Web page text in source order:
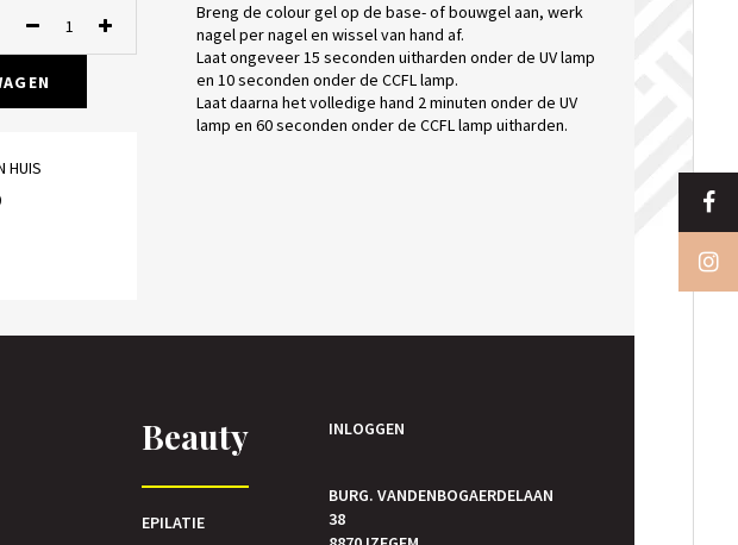
HUIS
Breng de colour gel op de base- of bouwgel aan, werk
nagel per nagel en wissel van hand af.
Laat ongeveer 15 seconden uitharden onder de UV lamp
en 10 seconden onder de CCFL lamp.
Laat daarna het volledige hand 2 minuten onder de UV
lamp en 60 seconden onder de CCFL lamp uitharden.
Beauty
EPILATIE
INLOGGEN
BURG. VANDENBOGAERDELAAN
38